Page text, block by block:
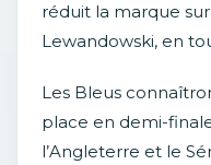
réduit la marque
Lewandowski, en
Les Bleus
place en demi-
l’Angleterre et le